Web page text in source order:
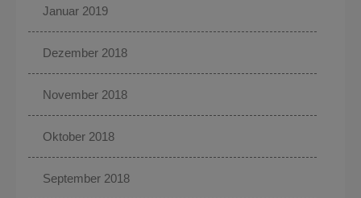
Januar 2019
Dezember 2018
November 2018
Oktober 2018
September 2018